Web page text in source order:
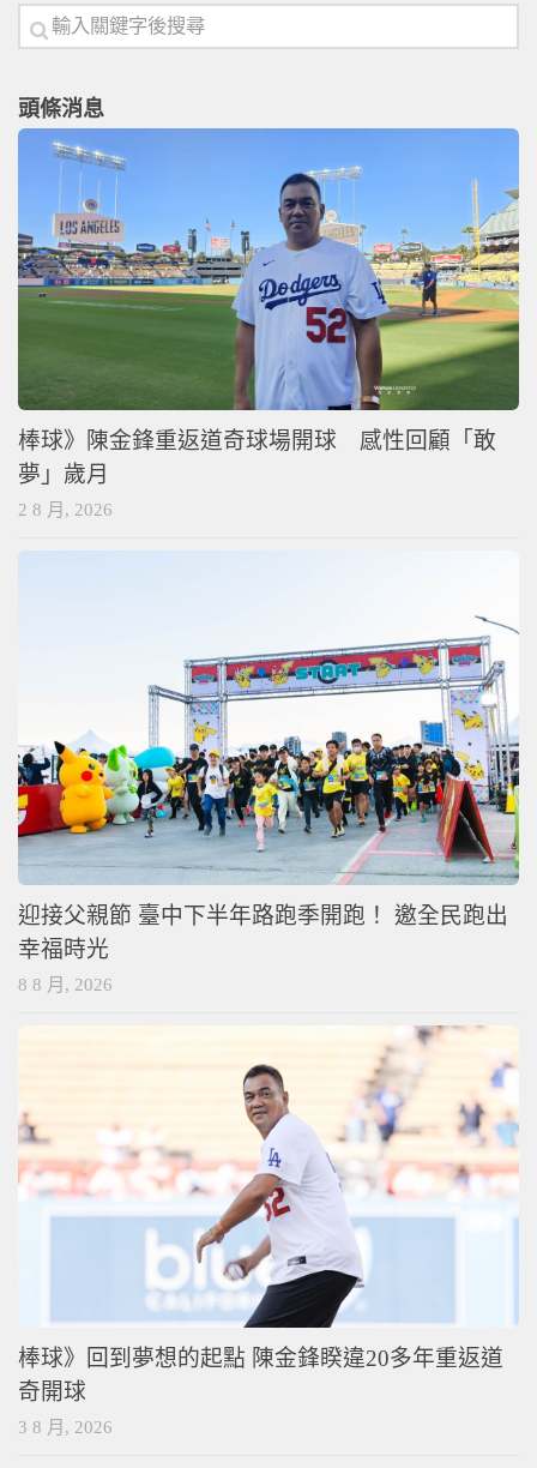
頭條消息
棒球》陳金鋒重返道奇球場開球 感性回顧「敢
夢」歲月
2 8 月, 2026
迎接父親節 臺中下半年路跑季開跑！ 邀全民跑出
幸福時光
8 8 月, 2026
棒球》回到夢想的起點 陳金鋒睽違20多年重返道
奇開球
3 8 月, 2026